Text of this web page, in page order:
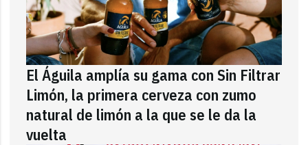
El Águila amplía su gama con Sin Filtrar
Limón, la primera cerveza con zumo
natural de limón a la que se le da la
vuelta